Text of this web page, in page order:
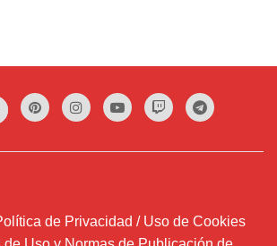
de Privacidad / Uso de Cookies